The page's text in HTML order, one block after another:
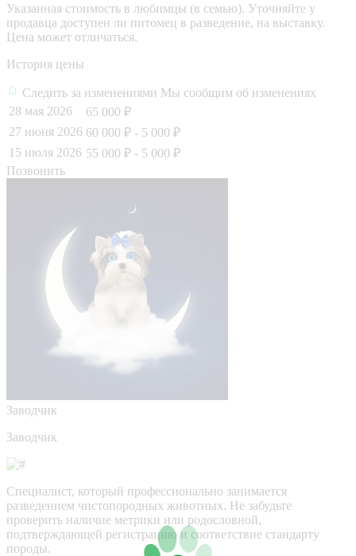
Указанная стоимость в любимцы (в семью). Уточняйте у
продавца доступен ли питомец в разведение, на выставку.
Цена может отличаться.
История цены
Следить за изменениями Мы сообщим об изменениях
28 мая 2026
65 000 ₽
27 июня 2026 60 000 ₽ - 5 000 ₽
15 июля 2026 55 000 ₽ - 5 000 ₽
Позвонить
Заводчик
Заводчик
Специалист, который профессионально занимается
разведением чистопородных животных. Не забудьте
проверить наличие метрики или родословной,
подтверждающей регистрацию и соответствие стандарту
породы.